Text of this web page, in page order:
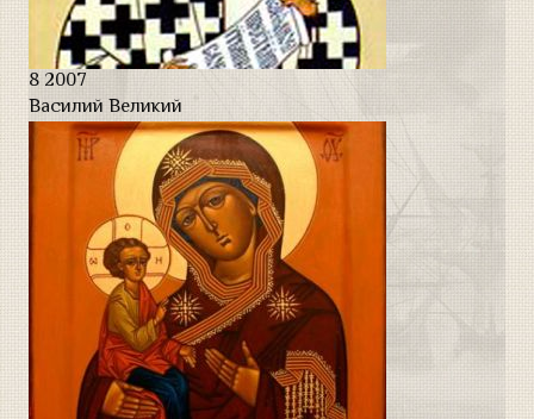
8 2007
Василий Великий